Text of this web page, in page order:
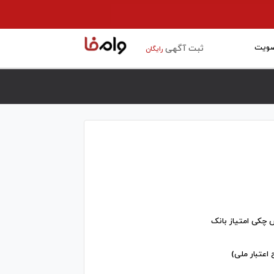
ثبت آگهیرایگان
چکی امتیاز بانک
ملی)